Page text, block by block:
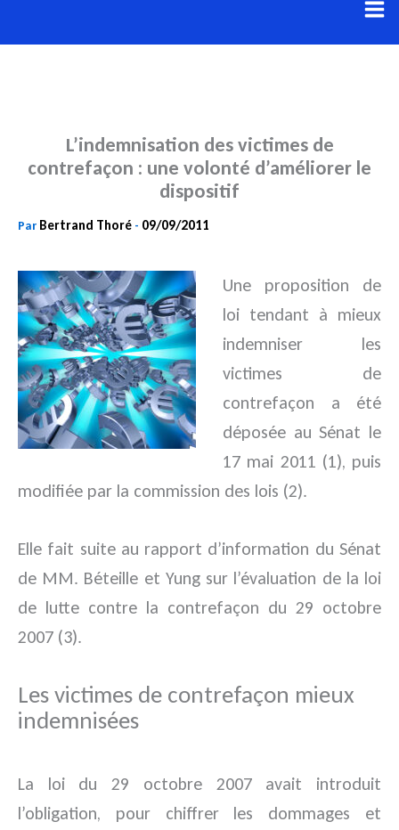
au
L’indemnisation des victimes de
contrefaçon : une volonté d’améliorer le
dispositif
Par Bertrand Thoré - 09/09/2011
Une proposition de
loi tendant à mieux
indemniser les
victimes de
contrefaçon a été
déposée au Sénat le
17 mai 2011 (1), puis
modifiée par la commission des lois (2).
Elle fait suite au rapport d’information du Sénat
de MM. Béteille et Yung sur l’évaluation de la loi
de lutte contre la contrefaçon du 29 octobre
2007 (3).
Les victimes de contrefaçon mieux
indemnisées
La loi du 29 octobre 2007 avait introduit
l’obligation, pour chiffrer les dommages et